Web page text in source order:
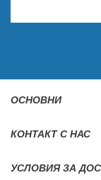
g
o
O
N
s
ОСНОВНИ
КОНТАКТ С НАС
УСЛОВИЯ ЗА